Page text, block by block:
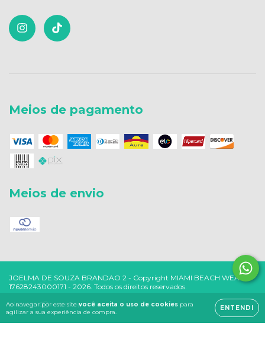
Ao navegar por este site você aceita o uso de cookies para
agilizar a sua experiência de compra.
ENTENDI
Meios de pagamento
Meios de envio
Copyright MIAMI BEACH WEAR -
17628243000171 - 2026. Todos os direitos reservados.